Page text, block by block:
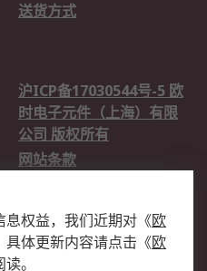
送货方式
沪ICP备17030544号-5 欧
时电子元件（上海）有限
公司 版权所有
网站条款
账户和付款
息权益，我们近期对 《欧
具体更新内容请点击 《欧
。